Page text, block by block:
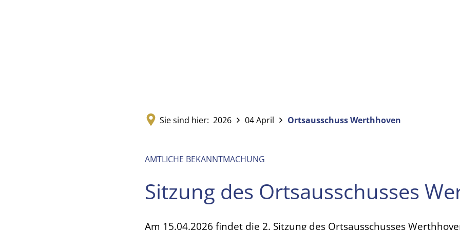
Sie sind hier: 2026 04 April Ortsausschuss Werthhoven
AMTLICHE BEKANNTMACHUNG
Sitzung des Ortsausschusses
Am 15.04.2026 findet die 2. Sitzung des Ortsausschusses